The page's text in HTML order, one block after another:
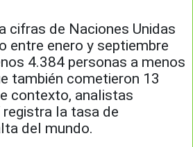
cifras de Naciones Unidas
entre enero y septiembre
4.384 personas a menos
también cometieron 13
contexto, analistas
la tasa de
del mundo.